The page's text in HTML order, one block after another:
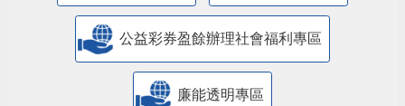
公益彩券盈餘辦理社會福利專區
廉能透明專區